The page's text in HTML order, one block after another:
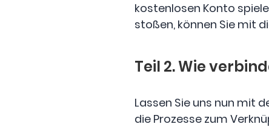
kostenlosen Konto
stoßen, können Sie mit
Teil 2. Wie
Lassen Sie uns nun mit
die Prozesse zum